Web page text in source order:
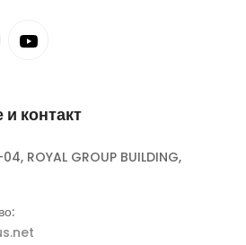
контакт
ROYAL GROUP BUILDING,